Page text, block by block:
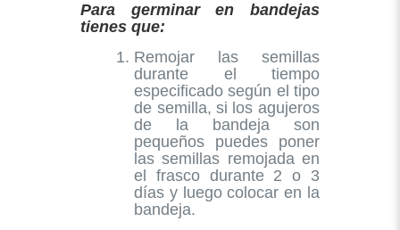
Para germinar en bandejas
tienes que:
Remojar las semillas
durante el tiempo
especificado según el tipo
de semilla, si los agujeros
de la bandeja son
pequeños puedes poner
las semillas remojada en
el frasco durante 2 o 3
días y luego colocar en la
bandeja.